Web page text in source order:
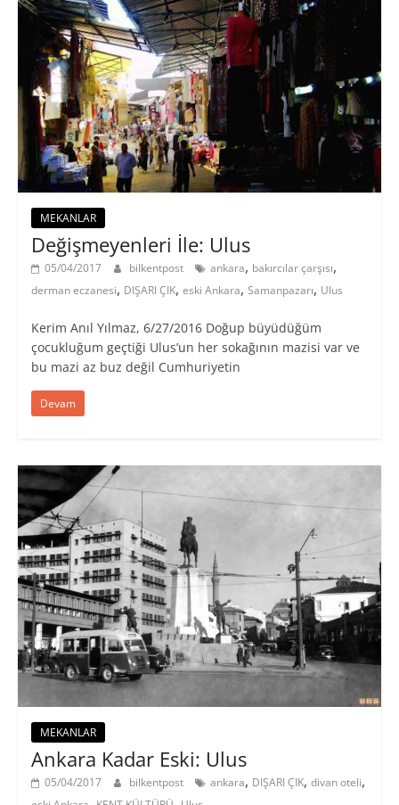
MEKANLAR
Değişmeyenleri İle: Ulus
05/04/2017 bilkentpost ankara, bakırcılar çarşısı,
derman eczanesi, DIŞARI ÇIK, eski Ankara, Samanpazarı, Ulus
Kerim Anıl Yılmaz, 6/27/2016 Doğup büyüdüğüm
çocukluğum geçtiği Ulus’un her sokağının mazisi var ve
bu mazi az buz değil Cumhuriyetin
Devam
MEKANLAR
Ankara Kadar Eski: Ulus
05/04/2017 bilkentpost ankara, DIŞARI ÇIK, divan oteli,